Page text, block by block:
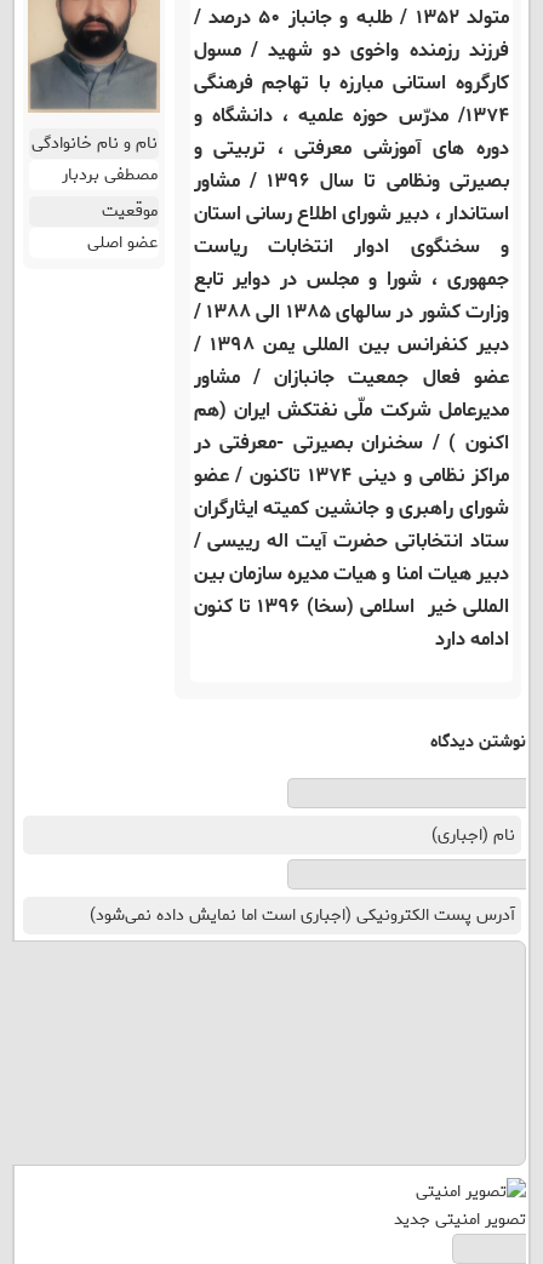
نام و نام خانوادگی
مصطفی بردبار
موقعیت
عضو اصلی
متولد ١٣۵٢ / طلبه و جانباز ۵۰ درصد /
فرزند رزمنده واخوی دو شهید / مسول
کارگروه استانی مبارزه با تهاجم فرهنگی
۱۳۷۴/ مدرّس حوزه علمیه ، دانشگاه و
دوره های آموزشی معرفتی ، تربیتی و
بصیرتی ونظامی تا سال ۱۳۹۶ / مشاور
استاندار ، دبیر شورای اطلاع رسانی استان
و سخنگوی ادوار انتخابات ریاست
جمهوری ، شورا و مجلس در دوایر تابع
وزارت کشور در سالهای ۱۳۸۵ الی ۱۳۸۸ /
دبیر کنفرانس بین المللی یمن ۱۳۹۸ /
عضو فعال جمعیت جانبازان / مشاور
مدیرعامل شرکت ملّی نفتکش ایران (هم
اکنون ) / سخنران بصیرتی -معرفتی در
مراکز نظامی و دینی ۱۳۷۴ تاکنون / عضو
شورای راهبری و جانشین کمیته ایثارگران
ستاد انتخاباتی حضرت آیت اله رییسی /
دبیر هیات امنا و هیات مدیره سازمان بین
المللی خیر اسلامی (سخا) ۱۳۹۶ تا کنون
ادامه دارد
نوشتن دیدگاه
نام (اجباری)
آدرس پست الکترونیکی (اجباری است اما نمایش داده نمی‌شود)
تصویر امنیتی جدید